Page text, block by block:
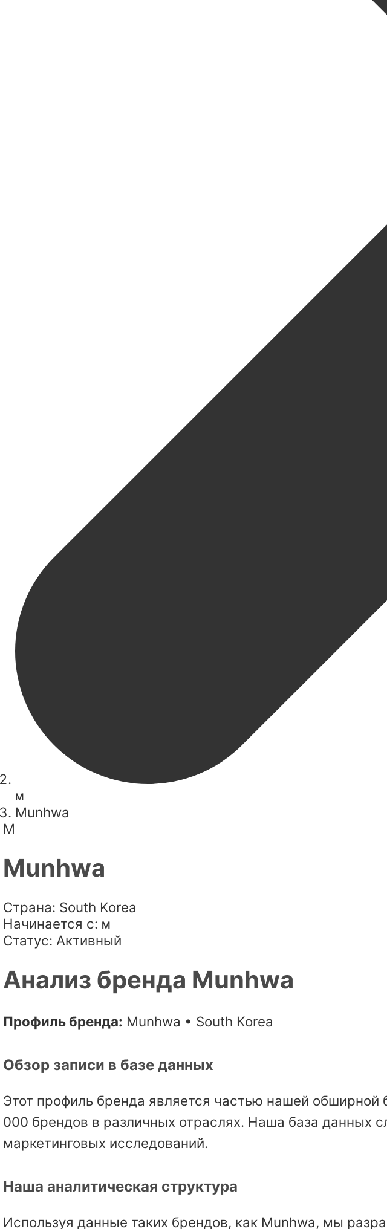
M
Munhwa
M
Munhwa
Страна: South Korea
Начинается с: M
Статус: Активный
Анализ бренда Munhwa
Профиль бренда: Munhwa • South Korea
Обзор записи в базе данных
Этот профиль бренда является частью нашей
000 брендов в различных отраслях. Наша база данных
маркетинговых исследований.
Наша аналитическая структура
Используя данные таких брендов, как Munhwa, мы